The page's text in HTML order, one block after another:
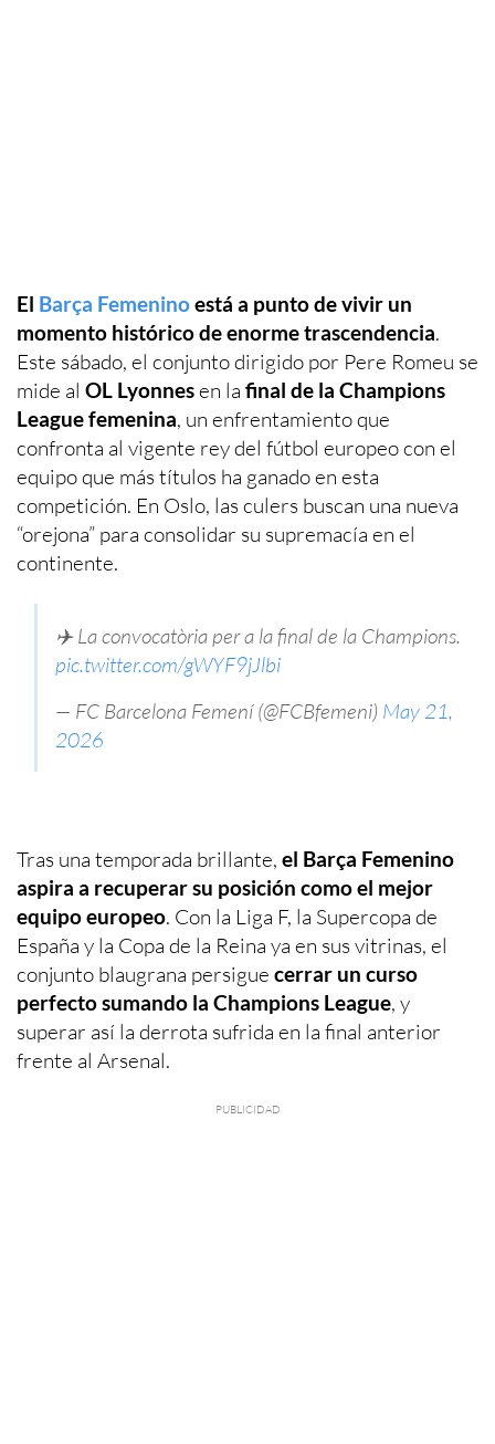
El Barça Femeninoestá a punto de vivir un
momento histórico de enorme trascendencia.
Este sábado, el conjunto dirigido por Pere Romeu se
mide al OL Lyonnesen la final de la Champions
League femenina, un enfrentamiento que
confronta al vigente rey del fútbol europeo con el
equipo que más títulos ha ganado en esta
competición. En Oslo, las culers buscan una nueva
“orejona” para consolidar su supremacía en el
continente.
✈️ La convocatòria per a la final de la Champions.
pic.twitter.com/gWYF9jJlbi
— FC Barcelona Femení (@FCBfemeni) May 21,
2026
Tras una temporada brillante, el Barça Femenino
aspira a recuperar su posición como el mejor
equipo europeo. Con la Liga F, la Supercopa de
España y la Copa de la Reina ya en sus vitrinas, el
conjunto blaugrana persigue cerrar un curso
perfecto sumando la Champions League, y
superar así la derrota sufrida en la final anterior
frente al Arsenal.